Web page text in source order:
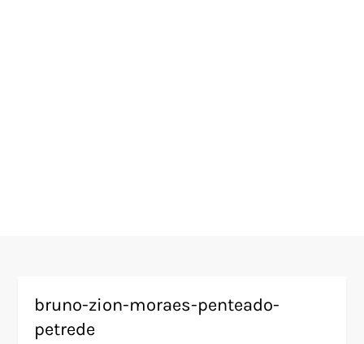
bruno-zion-moraes-penteado-
petrede